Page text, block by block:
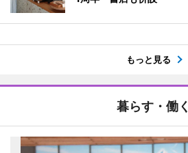
もっと見る
暮らす・働く